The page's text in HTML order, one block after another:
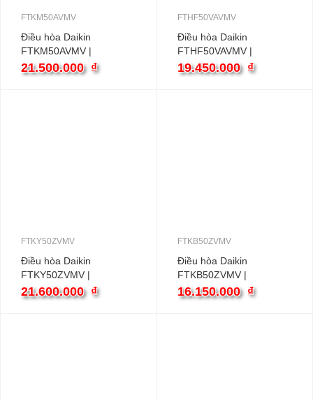
FTKM50AVMV
Điều hòa Daikin
FTKM50AVMV |
18000BTU 1 chiều
inverter
21.500.000 ₫
FTHF50VAVMV
Điều hòa Daikin
FTHF50VAVMV |
18000BTU 2 chiều
inverter
19.450.000 ₫
FTKY50ZVMV
Điều hòa Daikin
FTKY50ZVMV |
18000BTU 1 chiều
inverter
21.600.000 ₫
FTKB50ZVMV
Điều hòa Daikin
FTKB50ZVMV |
18000BTU 1 chiều
inverter
16.150.000 ₫